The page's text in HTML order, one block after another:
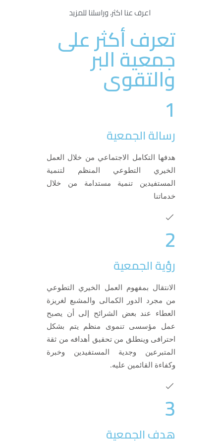
اعرف عنا اكثر، وراسلنا للمزيد
تعرف أكثر على
جمعية البر
والتقوى
1
رسالة الجمعية
هدفها التكامل الاجتماعي من خلال العمل
الخيري التطوعي المنظم لتنمية
المستفيدين تنمية مستدامة من خلال
خدماتنا
2
رؤية الجمعية
الانتقال بمفهوم العمل الخيري التطوعي
من مجرد الدور الكمالى والمشبع لغريزة
العطاء عند بعض الشرائح إلى أن يصبح
عمل مؤسسى تنموى منظم يتم بشكل
احترافى وينطلق من تحقيق أهدافه من ثقة
المتبرعين وجدية المستفيدين وخبرة
وكفاءة القائمين عليه.
3
هدف الجمعية